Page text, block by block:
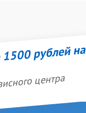
рублей на
центра